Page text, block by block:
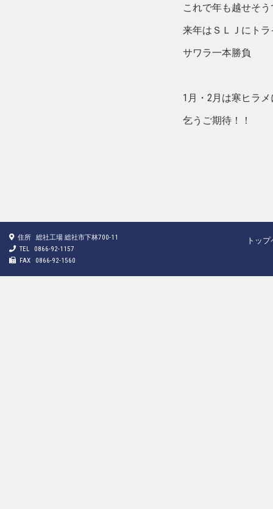
これで年も越せそう
来年はＳＬＪにト
サワラ一本勝負
1月・2月は寒ヒラ
乞うご期待！！
住所
総社工場 総社市下林700-11
TEL
0866-92-1157
FAX
0866-92-1560
トッ